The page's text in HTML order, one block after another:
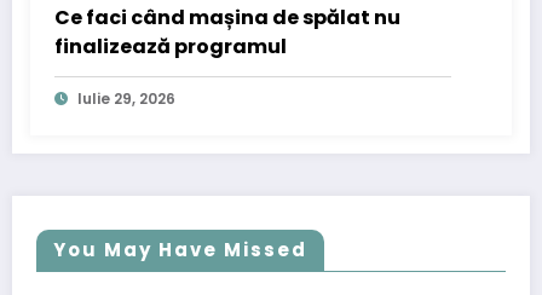
Ce faci când mașina de spălat nu
finalizează programul
Iulie 29, 2026
You May Have Missed